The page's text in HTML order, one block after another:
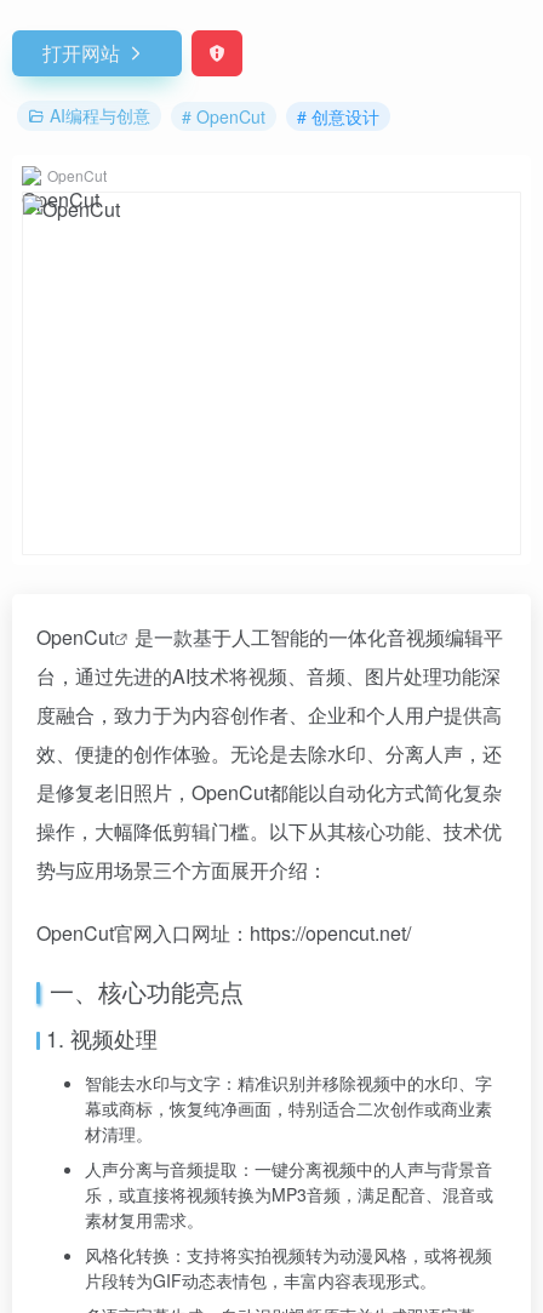
打开网站
AI编程与创意 # OpenCut # 创意设计
OpenCut
OpenCut
是一款基于人工智能的一体化音视频编辑平
台，通过先进的AI技术将视频、音频、图片处理功能深
度融合，致力于为内容创作者、企业和个人用户提供高
效、便捷的创作体验。无论是去除水印、分离人声，还
是修复老旧照片，OpenCut都能以自动化方式简化复杂
操作，大幅降低剪辑门槛。以下从其核心功能、技术优
势与应用场景三个方面展开介绍：
OpenCut官网入口网址：https://opencut.net/
一、核心功能亮点
1. 视频处理
智能去水印与文字：精准识别并移除视频中的水印、字
幕或商标，恢复纯净画面，特别适合二次创作或商业素
材清理。
人声分离与音频提取：一键分离视频中的人声与背景音
乐，或直接将视频转换为MP3音频，满足配音、混音或
素材复用需求。
风格化转换：支持将实拍视频转为动漫风格，或将视频
片段转为GIF动态表情包，丰富内容表现形式。